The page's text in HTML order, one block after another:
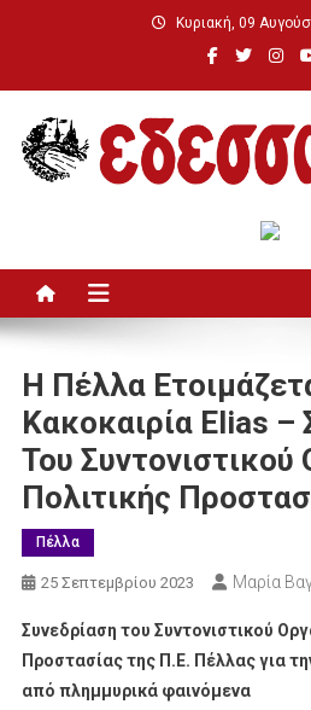
Κυριακή, 09
H Πέλλα
Κακοκαιρία Elias –
Του Συντονιστικού
Πολιτικής
Πέλλα
25 Σεπτεμβρίου 2023 Μαρία
Συνεδρίαση του Συντονιστικού
Προστασίας της Π.Ε. Πέλλας για
από πλημμυρικά φαινόμενα